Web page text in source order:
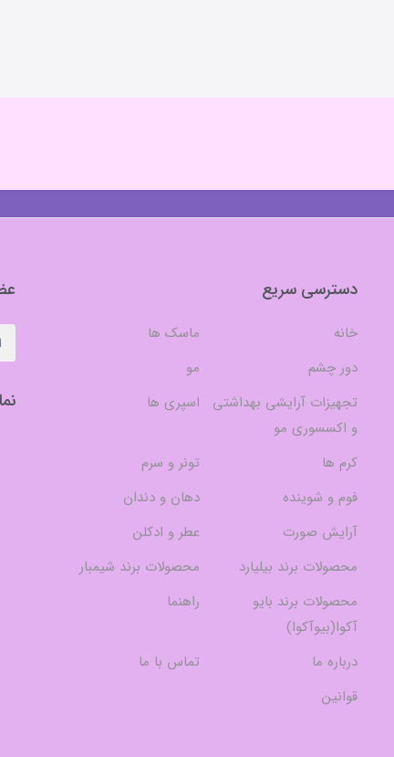
دسترسی سریع
خانه
ماسک ها
دور چشم
مو
تجهیزات آرایشی بهداشتی
و اکسسوری مو
اسپری ها
کرم ها
تونر و سرم
فوم و شوینده
دهان و دندان
آرایش صورت
عطر و ادکلن
محصولات برند بیلیارد
محصولات برند شیمبار
محصولات برند بایو
آکوا(بیوآکوا)
راهنما
درباره ما
تماس با ما
قوانین